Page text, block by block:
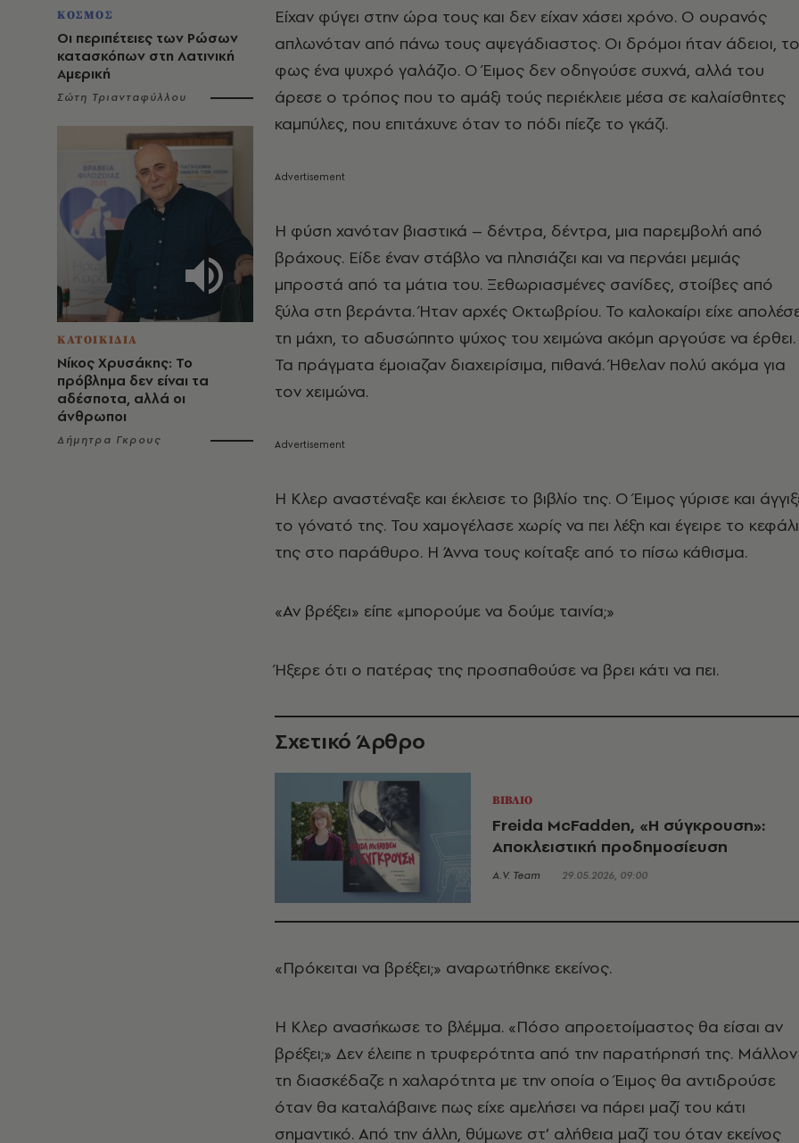
ΚΟΣΜΟΣ
Οι περιπέτειες των Ρώσων
κατασκόπων στη Λατινική
Αμερική
Σώτη Τριανταφύλλου
ΚΑΤΟΙΚΙΔΙΑ
Νίκος Χρυσάκης: Το
πρόβλημα δεν είναι τα
αδέσποτα, αλλά οι
άνθρωποι
Δήμητρα Γκρους
Είχαν φύγει στην ώρα τους και δεν είχαν χάσει χρόνο. Ο ουρανός
απλωνόταν από πάνω τους αψεγάδιαστος. Οι δρόμοι ήταν άδειοι, το
φως ένα ψυχρό γαλάζιο. Ο Έιμος δεν οδηγούσε συχνά, αλλά του
άρεσε ο τρόπος που το αμάξι τούς περιέκλειε μέσα σε καλαίσθητες
καμπύλες, που επιτάχυνε όταν το πόδι πίεζε το γκάζι.
Η φύση χανόταν βιαστικά – δέντρα, δέντρα, μια παρεμβολή από
βράχους. Είδε έναν στάβλο να πλησιάζει και να περνάει μεμιάς
μπροστά από τα μάτια του. Ξεθωριασμένες σανίδες, στοίβες από
ξύλα στη βεράντα. Ήταν αρχές Οκτωβρίου. Το καλοκαίρι είχε
τη μάχη, το αδυσώπητο ψύχος του χειμώνα ακόμη αργούσε να έρθει.
Τα πράγματα έμοιαζαν διαχειρίσιμα, πιθανά. Ήθελαν πολύ ακόμα για
τον χειμώνα.
Η Κλερ αναστέναξε και έκλεισε το βιβλίο της. Ο Έιμος γύρισε και
το γόνατό της. Του χαμογέλασε χωρίς να πει λέξη και έγειρε το κεφάλι
της στο παράθυρο. Η Άννα τους κοίταξε από το πίσω κάθισμα.
«Αν βρέξει» είπε «μπορούμε να δούμε ταινία;»
Ήξερε ότι ο πατέρας της προσπαθούσε να βρει κάτι να πει.
Σχετικό Άρθρο
ΒΙΒΛΙΟ
Freida McFadden, «Η σύγκρουση»:
Αποκλειστική προδημοσίευση
A.V. Team 29.05.2026, 09:00
«Πρόκειται να βρέξει;» αναρωτήθηκε εκείνος.
Η Κλερ ανασήκωσε το βλέμμα. «Πόσο απροετοίμαστος θα είσαι αν
βρέξει;» Δεν έλειπε η τρυφερότητα από την παρατήρησή της. Μάλλον
τη διασκέδαζε η χαλαρότητα με την οποία ο Έιμος θα αντιδρούσε
όταν θα καταλάβαινε πως είχε αμελήσει να πάρει μαζί του κάτι
σημαντικό. Από την άλλη, θύμωνε στ’ αλήθεια μαζί του όταν εκείνος